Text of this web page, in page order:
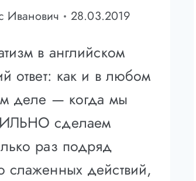
Иванович 28.03.2019
в английском
ответ: как и в любом
деле — когда мы
сделаем
раз подряд
слаженных действий,